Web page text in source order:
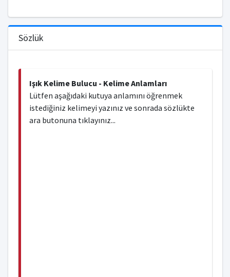
Sözlük
Işık Kelime Bulucu - Kelime Anlamları
Lütfen aşağıdaki kutuya anlamını öğrenmek
istediğiniz kelimeyi yazınız ve sonrada sözlükte
ara butonuna tıklayınız...